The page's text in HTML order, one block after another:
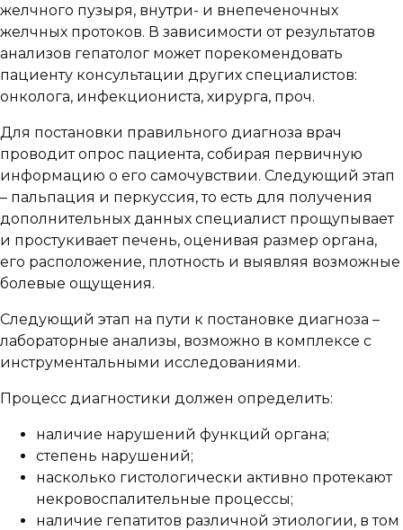
желчного пузыря, внутри- и внепеченочных
желчных протоков. В зависимости от результатов
анализов гепатолог может порекомендовать
пациенту консультации других специалистов:
онколога, инфекциониста, хирурга, проч.
Для постановки правильного диагноза врач
проводит опрос пациента, собирая первичную
информацию о его самочувствии. Следующий этап
– пальпация и перкуссия, то есть для получения
дополнительных данных специалист прощупывает
и простукивает печень, оценивая размер органа,
его расположение, плотность и выявляя возможные
болевые ощущения.
Следующий этап на пути к постановке диагноза –
лабораторные анализы, возможно в комплексе с
инструментальными исследованиями.
Процесс диагностики должен определить:
наличие нарушений функций органа;
степень нарушений;
насколько гистологически активно протекают
некровоспалительные процессы;
наличие гепатитов различной этиологии, в том